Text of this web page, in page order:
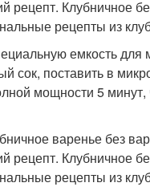
емкость для
сок, поставить в
мощности 5